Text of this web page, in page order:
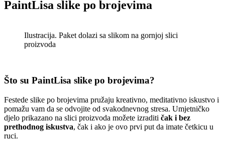
€11.90. €8.90
Current price is: €8.90.
Read More
Otvarajuće, prijenosno džepno
PaintLisa slike po brojevima
Ilustracija. Paket dolazi sa slikom na gornjoj slici
proizvoda
Što su PaintLisa slike po brojevima?
Festede slike po brojevima pružaju kreativno, meditativno iskustvo i
pomažu vam da se odvojite od svakodnevnog stresa. Umjetničko
djelo prikazano na slici proizvoda možete izraditi čak i bez
prethodnog iskustva, čak i ako je ovo prvi put da imate četkicu u
ruci.